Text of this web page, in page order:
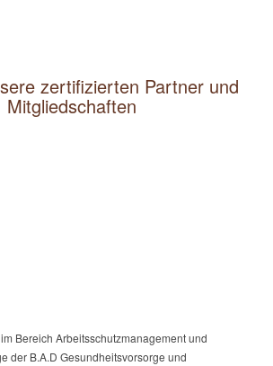
zertifizierten Partner und
Mitgliedschaften
Bereich Arbeitsschutzmanagement und
der B.A.D Gesundheitsvorsorge und